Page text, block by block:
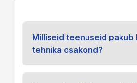
Milliseid teenuseid pakub
tehnika osakond?